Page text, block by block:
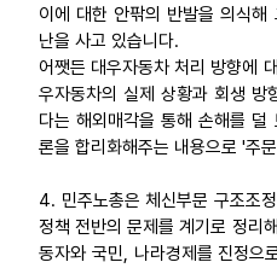
이에 대한 안팎의 반발을 의식해
난을 사고 있습니다.
어쨋든 대우자동차 처리 방향에
우자동차의 실제 상황과 회생 방
다는 해외매각을 통해 손해를 덜
론을 합리화해주는 내용으로 '주
4. 민주노총은 체신부문 구조조
정책 전반의 문제를 계기로 정리
동자와 국민, 나라경제를 진정으